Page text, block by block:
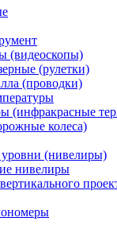
(видеоскопы)
(рулетки)
(проводки)
(инфракрасные
колеса)
(нивелиры)
нивелиры